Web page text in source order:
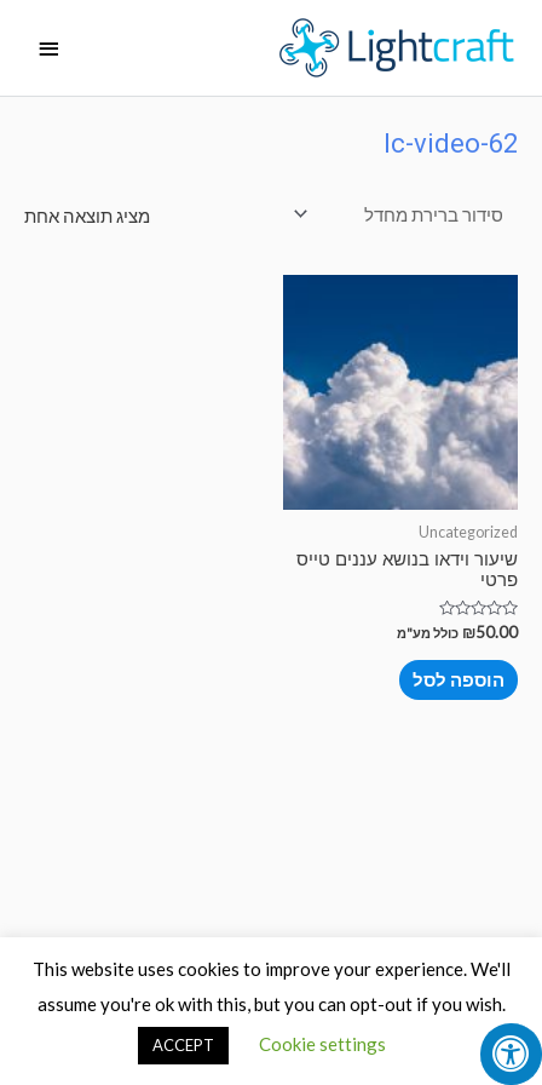
לתוכן
ראשי
lc-video-62
מציג תוצאה אחת
Uncategorized
שיעור וידאו בנושא עננים טייס
פרטי
דורג
מתוך
5
₪50.00 כולל מע"מ
הוספה לסל
This website uses cookies to improve your experience. We'll
assume you're ok with this, but you can opt-out if you wish.
Cookie settings
ACCEPT